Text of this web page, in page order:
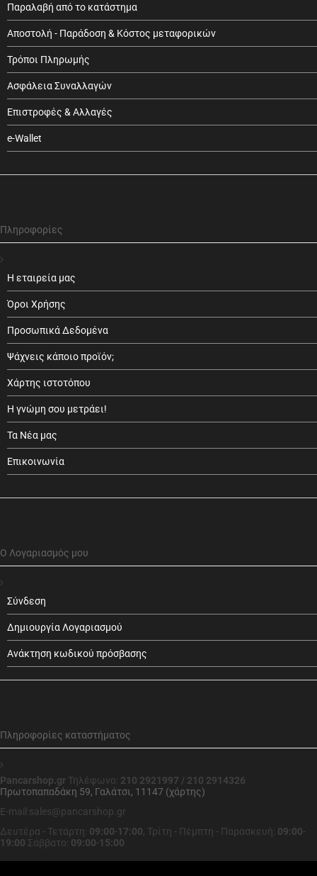
Παραλαβή από το κατάστημα
Αποστολή - Παράδοση & Κόστος μεταφορικών
Τρόποι Πληρωμής
Ασφάλεια Συναλλαγών
Επιστροφές & Αλλαγές
e-Wallet
Πληροφορίες
Η εταιρεία μας
Όροι Χρήσης
Προσωπικά Δεδομένα
Ψάχνεις κάποιο προϊόν;
Χάρτης ιστοτόπου
Η γνώμη σου μετράει!
Τα Νέα μας
Επικοινωνία
Ο Λογαριασμός μου
Σύνδεση
Δημιουργία Λογαριασμού
Ανάκτηση κωδικού πρόσβασης
Πληροφορίες καταστήματος
Pancarshop.gr Τηλέφωνο: 210 2921997 / 210 2914326
Πρωτοπαπαδάκη 59, Γαλάτσι, 11147 (χάρτης)
E-mail:sales@pancarshop.gr
Δευτέρα - Τετάρτη: 09:00-17:00, Τρίτη - Πέμπτη - Παρασκευή: 09:00-
19:00 Σάββατο: 09:00-15:00